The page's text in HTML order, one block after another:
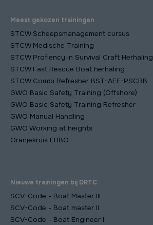
Meest gekozen trainingen
STCW Scheepsmanagement cursus
STCW Medische Training
STCW Profiency in Survival Craft Herhaling
STCW Fast Rescue Boat herhaling
STCW Combi Refresher BST-AFF-PSCRB
GWO Basic Safety Training (Offshore)
GWO Basic Safety Training Refresher
GWO Manual Handling
GWO Working at heights
Oranjekruis EHBO
Nieuwe trainingen bij DRTC
SCV-Code - Boat Master III
SCV-Code - Boat master II
SCV-Code - Boat Engineer I